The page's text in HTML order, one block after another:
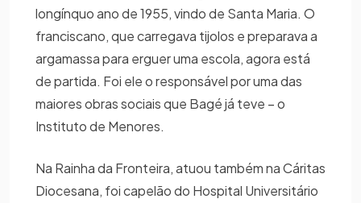
longínquo ano de 1955, vindo de Santa Maria. O
franciscano, que carregava tijolos e preparava a
argamassa para erguer uma escola, agora está
de partida. Foi ele o responsável por uma das
maiores obras sociais que Bagé já teve – o
Instituto de Menores.
Na Rainha da Fronteira, atuou também na Cáritas
Diocesana, foi capelão do Hospital Universitário